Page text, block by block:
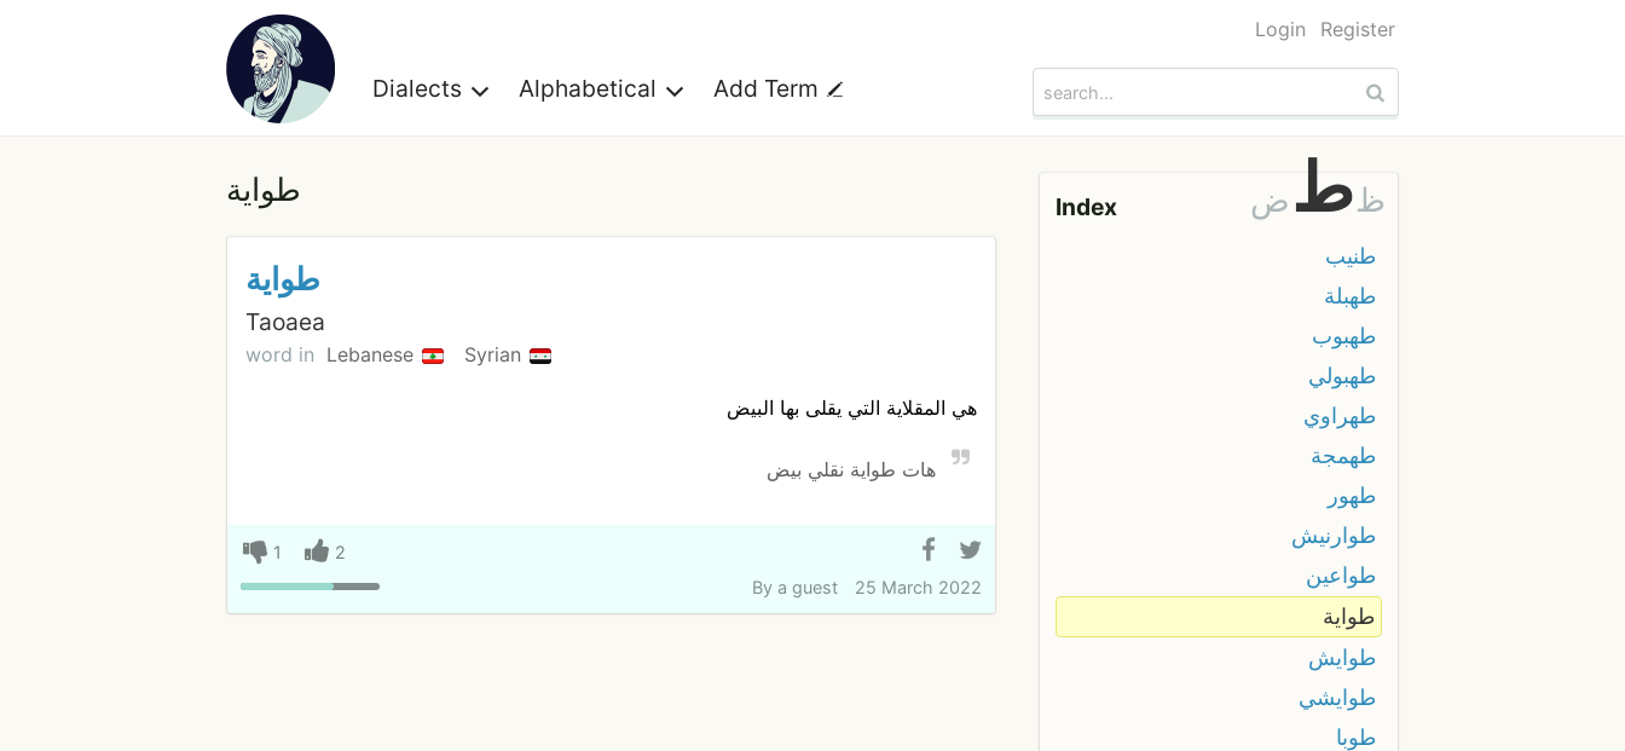
Dialects Alphabetical Add Term
Login Register
طواية
طواية
Taoaea
word in Lebanese Syrian
هي المقلاية التي يقلى بها البيض
هات طواية نقلي بيض
1
2
By a guest 25 March 2022
Index ض طظ
طنيب
طهبلة
طهبوب
طهبولي
طهراوي
طهمجة
طهور
طوارنيش
طواعين
طواية
طوايش
طوايشي
طوبا